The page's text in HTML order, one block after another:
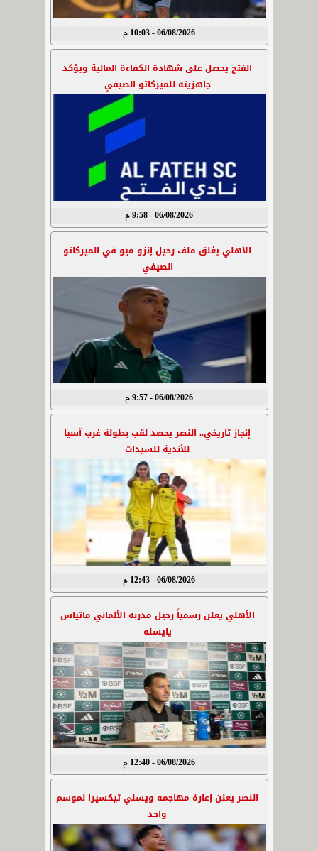
06/08/2026 - 10:03 م
الفتح يحصل على شهادة الكفاءة المالية ويؤكد
جاهزيته للميركاتو الصيفي
06/08/2026 - 9:58 م
الأهلي يغلق ملف رحيل إنزو ميو في الميركاتو
الصيفي
06/08/2026 - 9:57 م
إنجاز تاريخي.. النصر يحصد لقب بطولة غرب آسيا
للأندية للسيدات
06/08/2026 - 12:43 م
الأهلي يعلن رسمياً رحيل مدربه الألماني ماتياس
يايسله
06/08/2026 - 12:40 م
النصر يعلن إعارة مهاجمه ويسلي تيكسيرا لموسم
واحد